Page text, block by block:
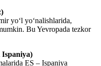
yo‘l yo‘nalishlarida,
Bu Yevropada tezkor
Ispaniya)
ES – Ispaniya